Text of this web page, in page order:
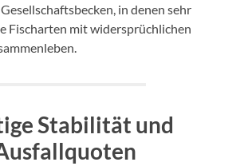
in denen sehr
Fischarten mit widersprüchlichen
Stabilität und